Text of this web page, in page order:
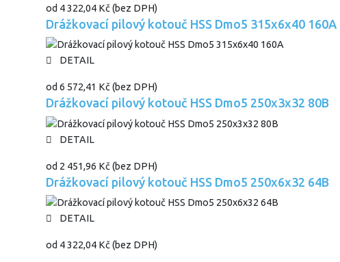
od 4 322,04 Kč (bez DPH)
Drážkovací pilový kotouč HSS Dmo5 315x6x40 160A
DETAIL
od 6 572,41 Kč(bez DPH)
Drážkovací pilový kotouč HSS Dmo5 250x3x32 80B
DETAIL
od 2 451,96 Kč (bez DPH)
Drážkovací pilový kotouč HSS Dmo5 250x6x32 64B
DETAIL
od 4 322,04 Kč(bez DPH)